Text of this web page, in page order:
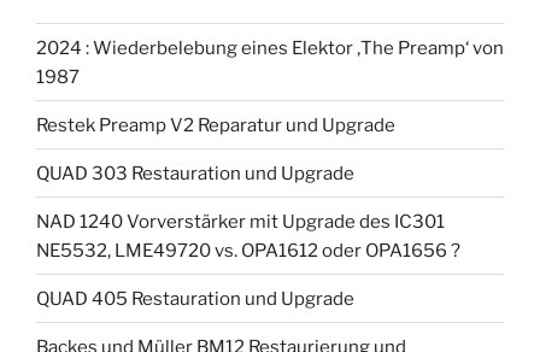
2024 : Wiederbelebung eines Elektor ‚The Preamp‘ von
1987
Restek Preamp V2 Reparatur und Upgrade
QUAD 303 Restauration und Upgrade
NAD 1240 Vorverstärker mit Upgrade des IC301
NE5532, LME49720 vs. OPA1612 oder OPA1656 ?
QUAD 405 Restauration und Upgrade
Backes und Müller BM12 Restaurierung und